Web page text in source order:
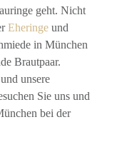
geht. Nicht
Eheringe und
in München
Brautpaar.
unsere
Sie uns und
bei der